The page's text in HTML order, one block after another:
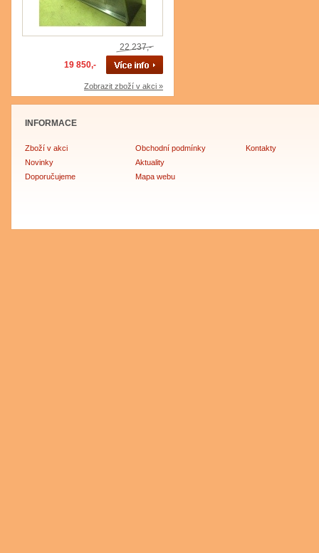
22 237,-
19 850,-
Zobrazit zboží v akci »
INFORMACE
Zboží v akci
Novinky
Doporučujeme
Obchodní podmínky
Aktuality
Mapa webu
Kontakty